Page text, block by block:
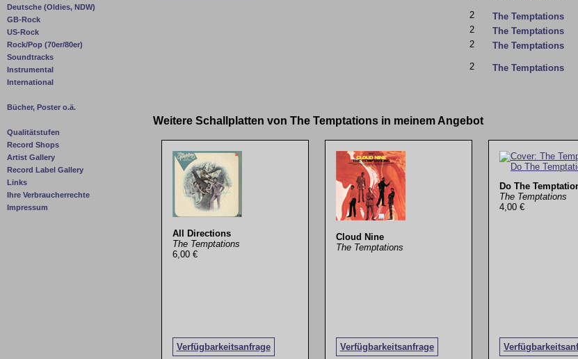
Deutsche (Oldies, NDW)
GB-Rock
US-Rock
Rock/Pop (70er/80er)
Soundtracks
Instrumental
International
Bücher, Poster o.ä.
Qualitätstufen
Record Shops
Artist Gallery
Record Label Gallery
Links
Ihre Verbraucherrechte
Impressum
2
The Temptations
2
The Temptations
2
The Temptations
2
The Temptations
Weitere Schallplatten von The Temptations in meinem Angebot
All Directions
The Temptations
6,00 €
Verfügbarkeitsanfrage
Cloud Nine
The Temptations
Verfügbarkeitsanfrage
Do The
The Temptations
4,00 €